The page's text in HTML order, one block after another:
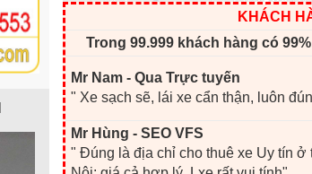
KHÁCH
Trong 99.999 khách hàng có
Mr Nam - Qua Trực tuyến
" Xe sạch sẽ, lái xe cẩn thận, luôn
Mr Hùng - SEO VFS
" Đúng là địa chỉ cho thuê xe Uy tín ở